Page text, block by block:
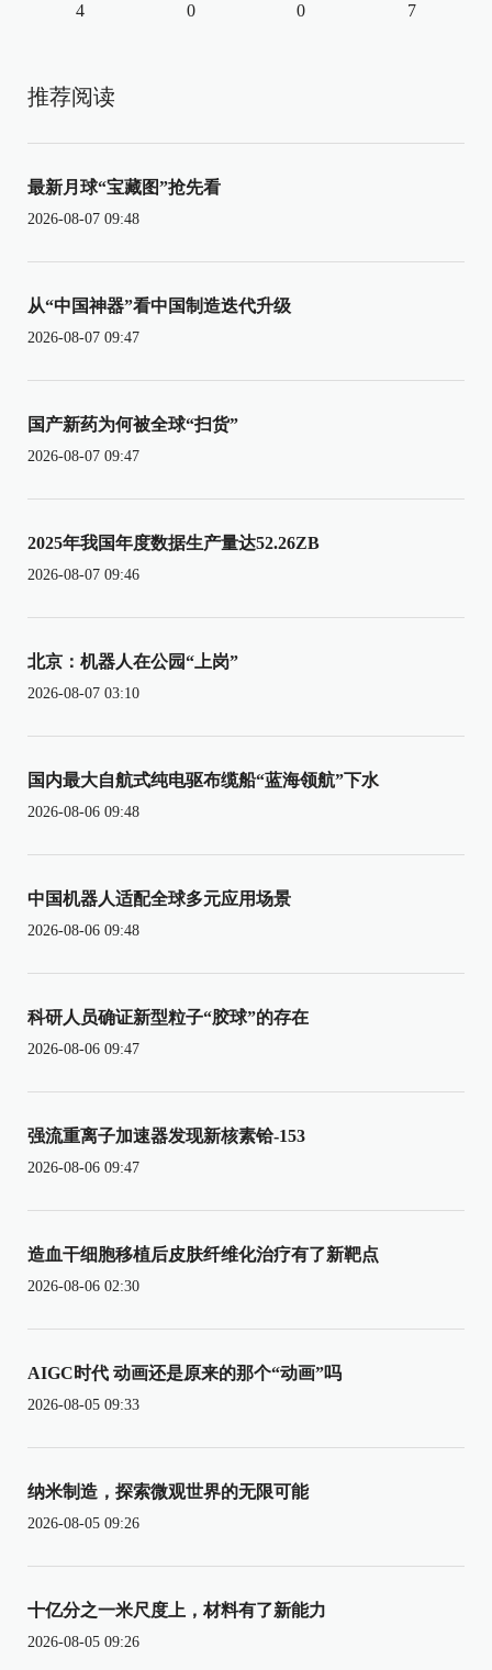
4 0 0 7
推荐阅读
最新月球“宝藏图”抢先看
2026-08-07 09:48
从“中国神器”看中国制造迭代升级
2026-08-07 09:47
国产新药为何被全球“扫货”
2026-08-07 09:47
2025年我国年度数据生产量达52.26ZB
2026-08-07 09:46
北京：机器人在公园“上岗”
2026-08-07 03:10
国内最大自航式纯电驱布缆船“蓝海领航”下水
2026-08-06 09:48
中国机器人适配全球多元应用场景
2026-08-06 09:48
科研人员确证新型粒子“胶球”的存在
2026-08-06 09:47
强流重离子加速器发现新核素铪-153
2026-08-06 09:47
造血干细胞移植后皮肤纤维化治疗有了新靶点
2026-08-06 02:30
AIGC时代 动画还是原来的那个“动画”吗
2026-08-05 09:33
纳米制造，探索微观世界的无限可能
2026-08-05 09:26
十亿分之一米尺度上，材料有了新能力
2026-08-05 09:26